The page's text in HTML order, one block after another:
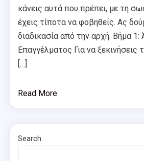
κάνεις αυτά που πρέπει, με τη
έχεις τίποτα να φοβηθείς. Ας
διαδικασία από την αρχή. Βήμα
Επαγγέλματος Για να ξεκινήσεις
[…]
Read More
Search